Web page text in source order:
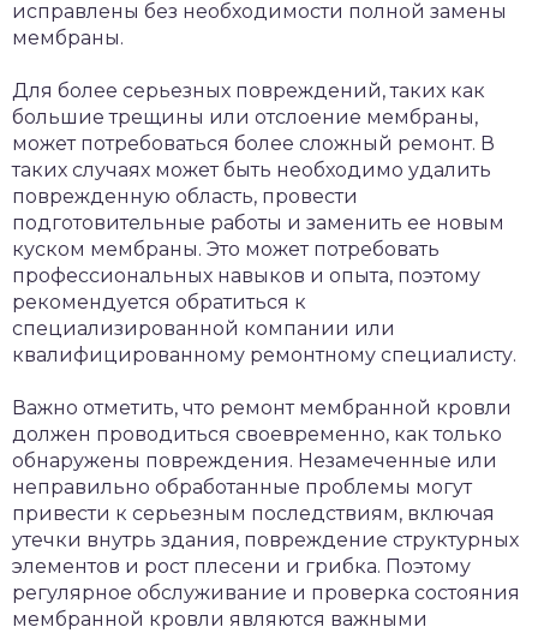
исправлены без необходимости полной замены
мембраны.
Для более серьезных повреждений, таких как
большие трещины или отслоение мембраны,
может потребоваться более сложный ремонт. В
таких случаях может быть необходимо удалить
поврежденную область, провести
подготовительные работы и заменить ее новым
куском мембраны. Это может потребовать
профессиональных навыков и опыта, поэтому
рекомендуется обратиться к
специализированной компании или
квалифицированному ремонтному специалисту.
Важно отметить, что ремонт мембранной кровли
должен проводиться своевременно, как только
обнаружены повреждения. Незамеченные или
неправильно обработанные проблемы могут
привести к серьезным последствиям, включая
утечки внутрь здания, повреждение структурных
элементов и рост плесени и грибка. Поэтому
регулярное обслуживание и проверка состояния
мембранной кровли являются важными